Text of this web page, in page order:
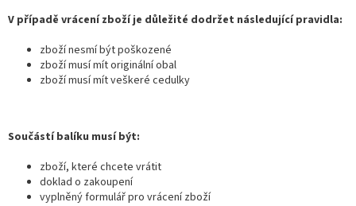
V případě vrácení zboží je důležité dodržet následující pravidla:
zboží nesmí být poškozené
zboží musí mít originální obal
zboží musí mít veškeré cedulky
Součástí balíku musí být:
zboží, které chcete vrátit
doklad o zakoupení
vyplněný formulář pro vrácení zboží